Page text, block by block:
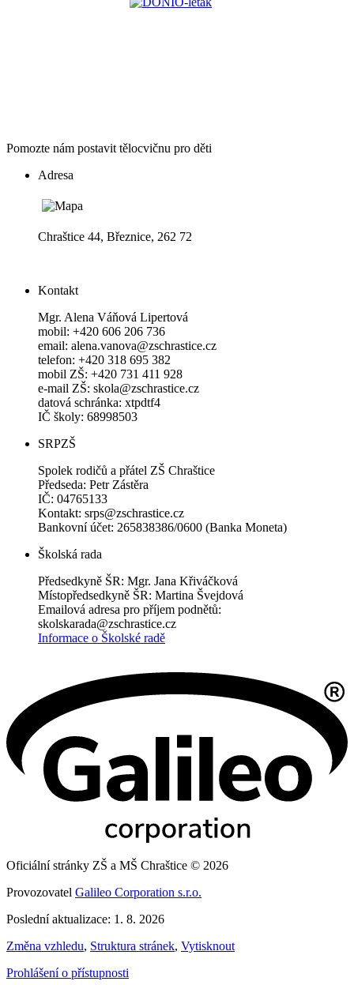
Pomozte nám postavit tělocvičnu pro děti
Adresa
Chraštice 44, Březnice, 262 72
Kontakt
Mgr. Alena Váňová Lipertová
mobil: +420 606 206 736
email: alena.vanova@zschrastice.cz
telefon: +420 318 695 382
mobil ZŠ: +420 731 411 928
e-mail ZŠ: skola@zschrastice.cz
datová schránka: xtpdtf4
IČ školy: 68998503
SRPZŠ
Spolek rodičů a přátel ZŠ Chraštice
Předseda: Petr Zástěra
IČ: 04765133
Kontakt: srps@zschrastice.cz
Bankovní účet: 265838386/0600 (Banka Moneta)
Školská rada
Předsedkyně ŠR: Mgr. Jana Křiváčková
Místopředsedkyně ŠR: Martina Švejdová
Emailová adresa pro příjem podnětů:
skolskarada@zschrastice.cz
Informace o Školské radě
Oficiální stránky ZŠ a MŠ Chraštice © 2026
Provozovatel Galileo Corporation s.r.o.
Poslední aktualizace: 1. 8. 2026
Změna vzhledu, Struktura stránek, Vytisknout
Prohlášení o přístupnosti